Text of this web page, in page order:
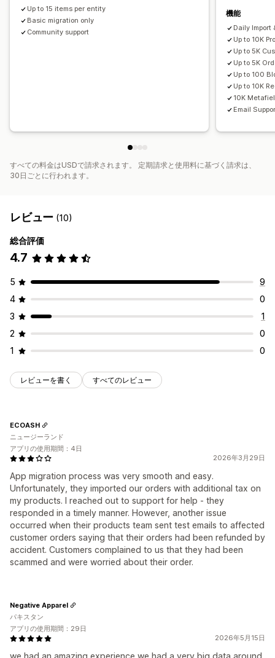
Up to 15 items per entity
Basic migration only
Community support
機能
Daily Import
Up to 10K
Up to 5K
Up to 5K
Up to 100
Up to 10K
10K
Email
すべての料金はUSDで請求されます。 定期請求と使用料に基づく請求は、
30日ごとに行われます。
レビュー (10)
総合評価
4.7
5
9
4
0
3
1
2
0
1
0
レビューを書く すべてのレビュー
2026年3月29日
App migration process was very smooth and easy.
Unfortunately, they imported our orders with additional tax on
my products. I reached out to support for help - they
responded in a timely manner. However, another issue
occurred when their products team sent test emails to affected
customer orders saying that their orders had been refunded by
accident. Customers complained to us that they had been
scammed and were worried about their order.
ECOASH
ニュージーランド
アプリの使用期間：4日
2026年5月15日
Negative Apparel
パキスタン
アプリの使用期間：29日